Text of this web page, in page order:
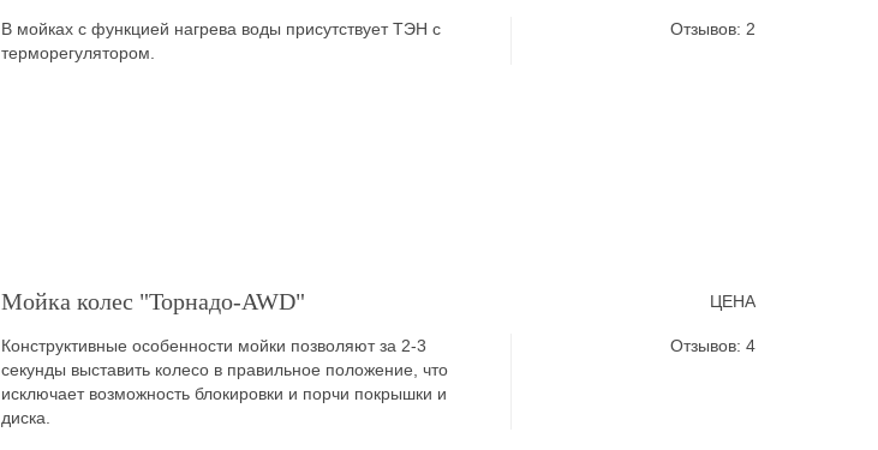
В мойках с функцией нагрева воды присутствует ТЭН с
терморегулятором.
Отзывов: 2
Мойка колес "Торнадо-AWD" ЦЕНА
Конструктивные особенности мойки позволяют за 2-3
секунды выставить колесо в правильное положение, что
исключает возможность блокировки и порчи покрышки и
диска.
Отзывов: 4